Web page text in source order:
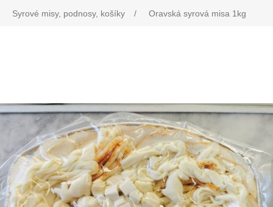
Syrové misy, podnosy, košíky
/ Oravská syrová misa 1kg